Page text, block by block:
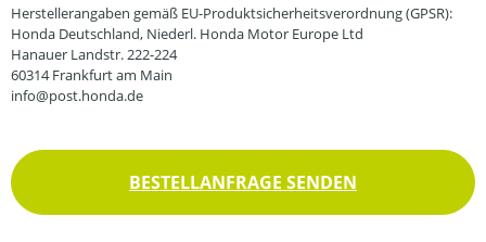
Herstellerangaben gemäß EU-Produktsicherheitsverordnung (GPSR):
Honda Deutschland, Niederl. Honda Motor Europe Ltd
Hanauer Landstr. 222-224
60314 Frankfurt am Main
info@post.honda.de
BESTELLANFRAGE SENDEN